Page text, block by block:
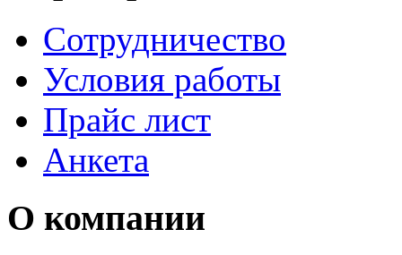
Сотрудничество
Условия работы
Прайс лист
Анкета
О компании